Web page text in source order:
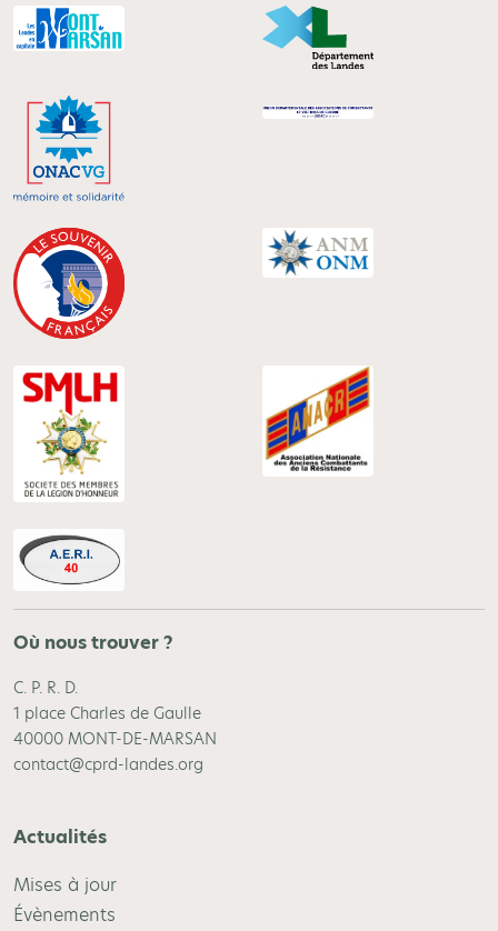
Où nous trouver ?
C. P. R. D.
1 place Charles de Gaulle
40000 MONT-DE-MARSAN
contact@cprd-landes.org
Actualités
Mises à jour
Évènements